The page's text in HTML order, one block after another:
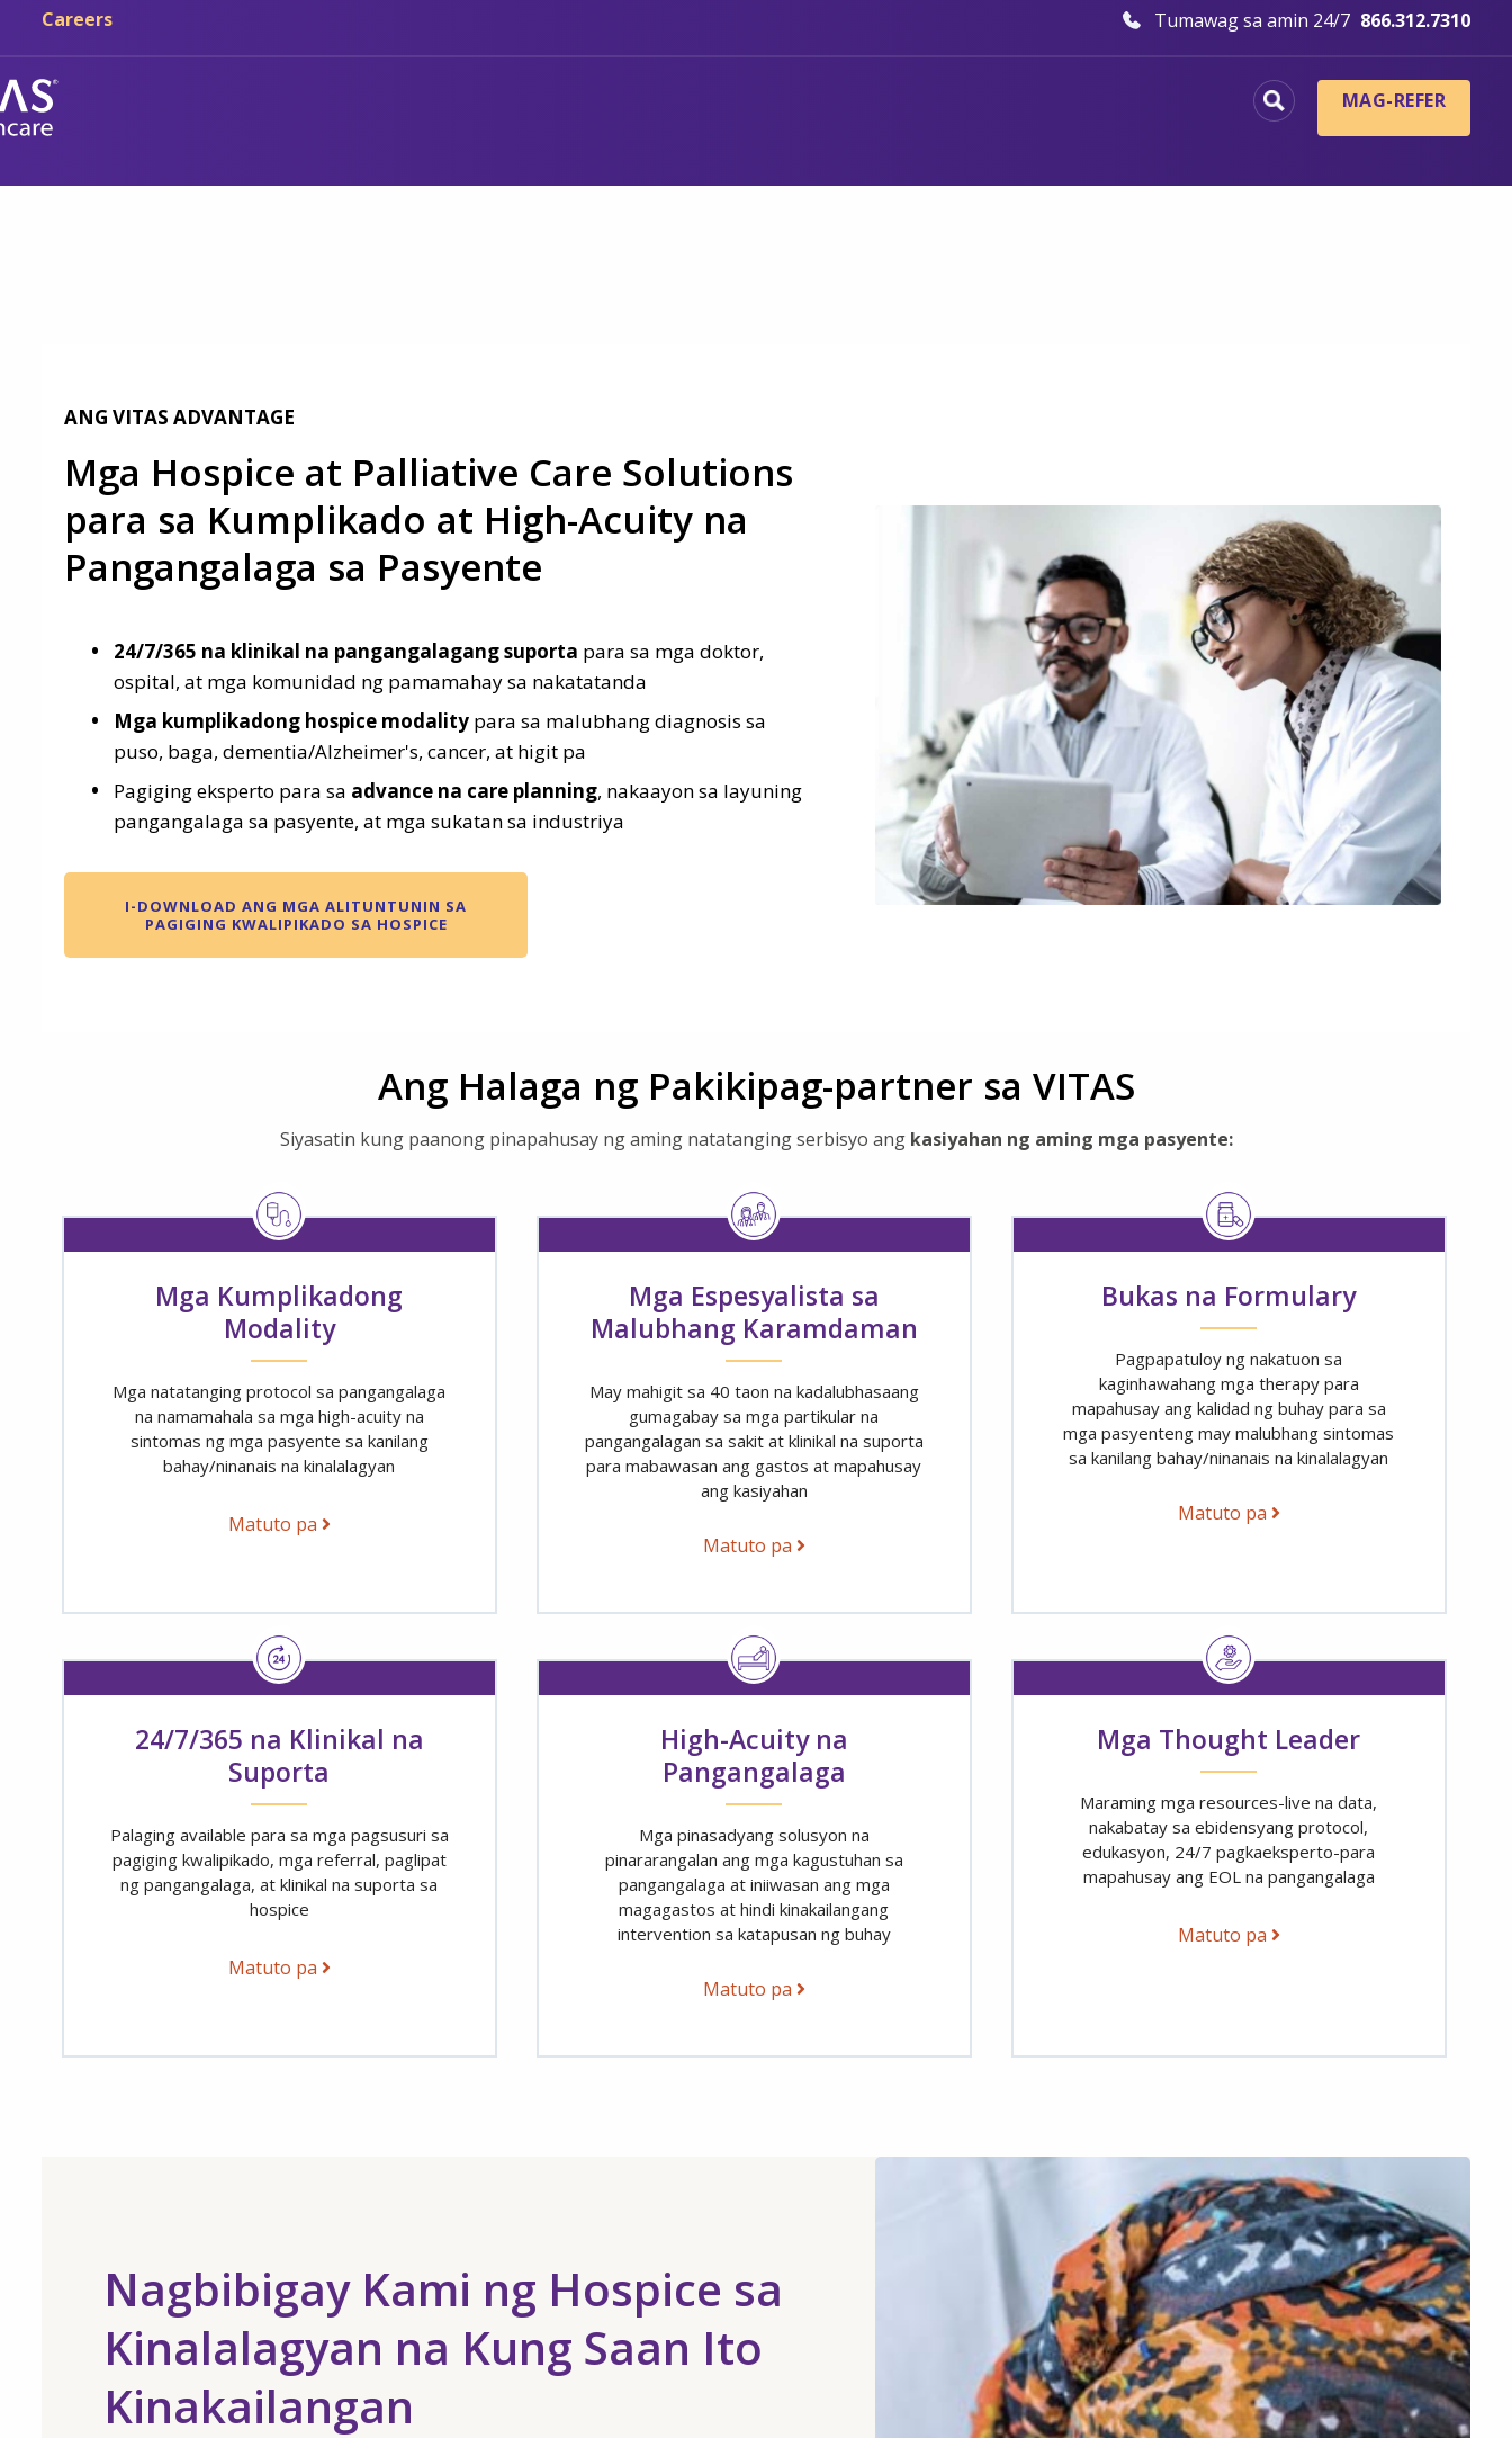
Skip sa main content
Skip sa navigation
Careers Tumawag sa amin 24/7 866.312.7310
MAG-REFER
ANG VITAS ADVANTAGE
Mga Hospice at Palliative Care Solutions
para sa Kumplikado at High-Acuity na
Pangangalaga sa Pasyente
24/7/365 na klinikal na pangangalagang suporta para sa mga doktor,
ospital, at mga komunidad ng pamamahay sa nakatatanda
Mga kumplikadong hospice modality para sa malubhang diagnosis sa
puso, baga, dementia/Alzheimer's, cancer, at higit pa
Pagiging eksperto para sa advance na care planning, nakaayon sa layuning
pangangalaga sa pasyente, at mga sukatan sa industriya
I-DOWNLOAD ANG MGA ALITUNTUNIN SA
PAGIGING KWALIPIKADO SA HOSPICE
Ang Halaga ng Pakikipag-partner sa VITAS
Siyasatin kung paanong pinapahusay ng aming natatanging serbisyo ang kasiyahan ng aming mga pasyente:
Mga Kumplikadong
Modality
Mga natatanging protocol sa pangangalaga
na namamahala sa mga high-acuity na
sintomas ng mga pasyente sa kanilang
bahay/ninanais na kinalalagyan
Matuto pa
Mga Espesyalista sa
Malubhang Karamdaman
May mahigit sa 40 taon na kadalubhasaang
gumagabay sa mga partikular na
pangangalagan sa sakit at klinikal na suporta
para mabawasan ang gastos at mapahusay
ang kasiyahan
Matuto pa
Bukas na Formulary
Pagpapatuloy ng nakatuon sa
kaginhawahang mga therapy para
mapahusay ang kalidad ng buhay para sa
mga pasyenteng may malubhang sintomas
sa kanilang bahay/ninanais na kinalalagyan
Matuto pa
24/7/365 na Klinikal na
Suporta
Palaging available para sa mga pagsusuri sa
pagiging kwalipikado, mga referral, paglipat
ng pangangalaga, at klinikal na suporta sa
hospice
Matuto pa
High-Acuity na
Pangangalaga
Mga pinasadyang solusyon na
pinararangalan ang mga kagustuhan sa
pangangalaga at iniiwasan ang mga
magagastos at hindi kinakailangang
intervention sa katapusan ng buhay
Matuto pa
Mga Thought Leader
Maraming mga resources-live na data,
nakabatay sa ebidensyang protocol,
edukasyon, 24/7 pagkaeksperto-para
mapahusay ang EOL na pangangalaga
Matuto pa
Nagbibigay Kami ng Hospice sa
Kinalalagyan na Kung Saan Ito
Kinakailangan